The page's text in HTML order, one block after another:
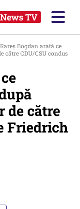
TV
Rareș Bogdan arată ce
către CDU/CSU condus
de către
Friedrich